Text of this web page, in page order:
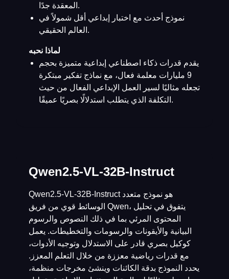
المعقدة جدًا.
نموذج أحدث مع اختبار إبداعي أقل شمولاً في
العالم الحقيقي.
لماذا نحبه
يقدم قدرات ذكاء اصطناعي إبداعية متميزة بحجم
9 مليارات معلمة فعال، مع نماذج تفكير مبتكرة
تجعله مثاليًا لسير العمل الإبداعي الفعال من حيث
التكلفة الذي يتطلب استدلالًا بصريًا عميقًا.
Qwen2.5-VL-32B-Instruct
Qwen2.5-VL-32B-Instruct هو نموذج متعدد
الوسائط قوي من فريق Qwen، يتفوق في تحليل
المحتوى المرئي بما في ذلك النصوص والرسوم
البيانية والأيقونات والرسومات والتخطيطات. يعمل
كوكيل بصري قادر على الاستدلال وتوجيه الأدوات،
مع قدرات رياضية معززة من خلال التعلم المعزز.
يحدد النموذج بدقة الكائنات وينشئ مخرجات منظمة،